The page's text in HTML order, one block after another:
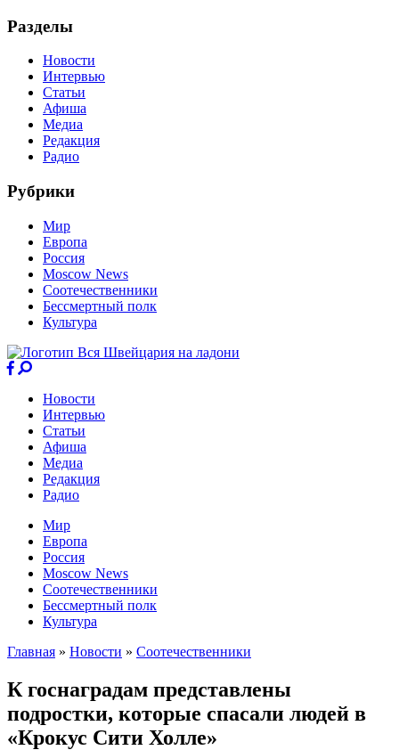
Разделы
Новости
Интервью
Статьи
Афиша
Медиа
Редакция
Радио
Рубрики
Мир
Европа
Россия
Moscow News
Соотечественники
Бессмертный полк
Культура
Новости
Интервью
Статьи
Афиша
Медиа
Редакция
Радио
Мир
Европа
Россия
Moscow News
Соотечественники
Бессмертный полк
Культура
Главная » Новости » Соотечественники
К госнаградам представлены
подростки, которые спасали людей в
«Крокус Сити Холле»